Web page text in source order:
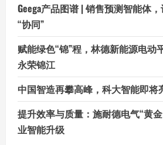
Geega产品图谱 | 销售预测智能体
“协同”
赋能绿色“锦”程，林德新能源电动
永荣锦江
中国智造再攀高峰，科大智能即将
提升效率与质量：施耐德电气“黄
业智能升级